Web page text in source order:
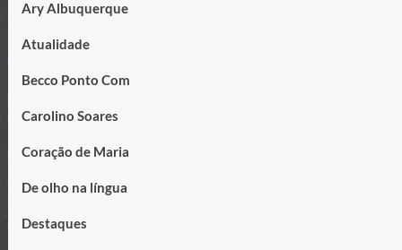
Ary Albuquerque
Atualidade
Becco Ponto Com
Carolino Soares
Coração de Maria
De olho na língua
Destaques